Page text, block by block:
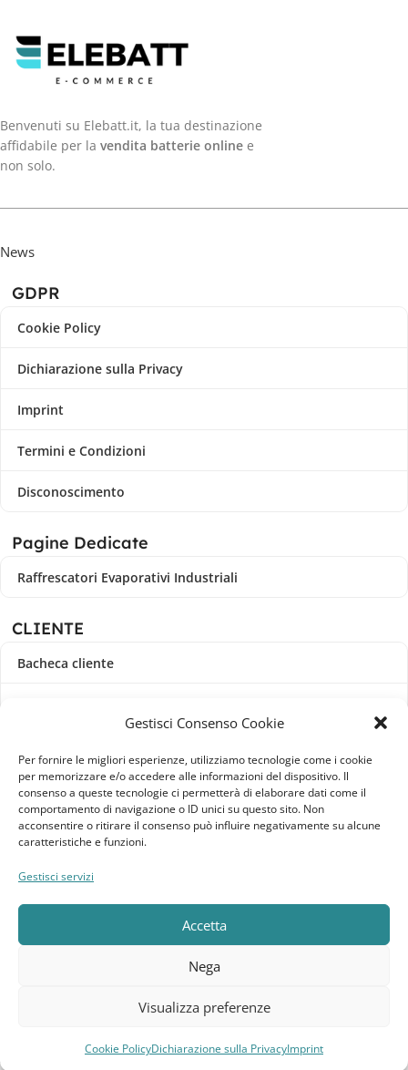
Gestisci Consenso Cookie
Per fornire le migliori esperienze, utilizziamo tecnologie come i cookie
per memorizzare e/o accedere alle informazioni del dispositivo. Il
consenso a queste tecnologie ci permetterà di elaborare dati come il
comportamento di navigazione o ID unici su questo sito. Non
acconsentire o ritirare il consenso può influire negativamente su alcune
caratteristiche e funzioni.
Gestisci servizi
Accetta
Nega
Visualizza preferenze
Cookie PolicyDichiarazione sulla PrivacyImprint
Benvenuti su Elebatt.it, la tua destinazione
affidabile per la vendita batterie online e
non solo.
News
GDPR
Cookie Policy
Dichiarazione sulla Privacy
Imprint
Termini e Condizioni
Disconoscimento
Pagine Dedicate
Raffrescatori Evaporativi Industriali
CLIENTE
Bacheca cliente
Indirizzi
Metodi di pagamento
Dettagli account
Lista dei desideri
Realizzato da
Lista dei desideri
CarrelloMenu